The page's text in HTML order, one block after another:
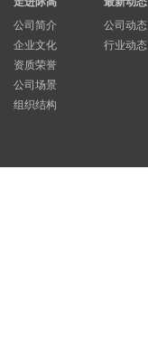
公司简介
企业文化
资质荣誉
公司场景
组织结构
公司动态
行业动态